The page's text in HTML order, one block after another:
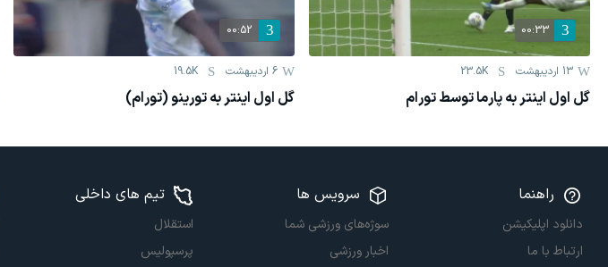
00:33
13 اردیبهشت 23.5K
گل اول اینتر به پارما توسط تورام
00:52
6 اردیبهشت 19.5K
گل اول اینتر به تورینو (تورام)
راهنما
دانلود اپلیکیشن
ارتباط با ما
سرویس ها
سوژه‌های ورزشی شما
اخبار ورزشی
تیم های داخلی
استقلال
پرسپولیس